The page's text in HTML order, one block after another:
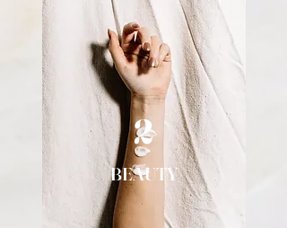
2
BEAUTY